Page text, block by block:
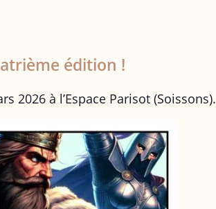
édition !
2026 à l’Espace Parisot (Soissons).